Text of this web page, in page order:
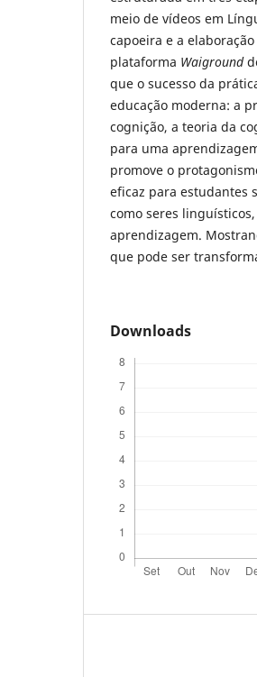
meio de vídeos em
capoeira e a
plataforma Waiground
que o sucesso da
educação moderna: a
cognição, a teoria da
para uma
promove o
eficaz para estudantes
como seres
aprendizagem.
que pode ser
Downloads